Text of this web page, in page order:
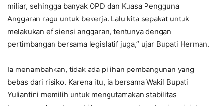
miliar, sehingga banyak OPD dan Kuasa Pengguna
Anggaran ragu untuk bekerja. Lalu kita sepakat untuk
melakukan efisiensi anggaran, tentunya dengan
pertimbangan bersama legislatif juga,” ujar Bupati Herman.
Ia menambahkan, tidak ada pilihan pembangunan yang
bebas dari risiko. Karena itu, ia bersama Wakil Bupati
Yuliantini memilih untuk mengutamakan stabilitas